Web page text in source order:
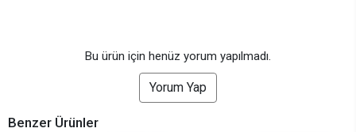
Bu ürün için henüz yorum yapılmadı.
Yorum Yap
Benzer Ürünler